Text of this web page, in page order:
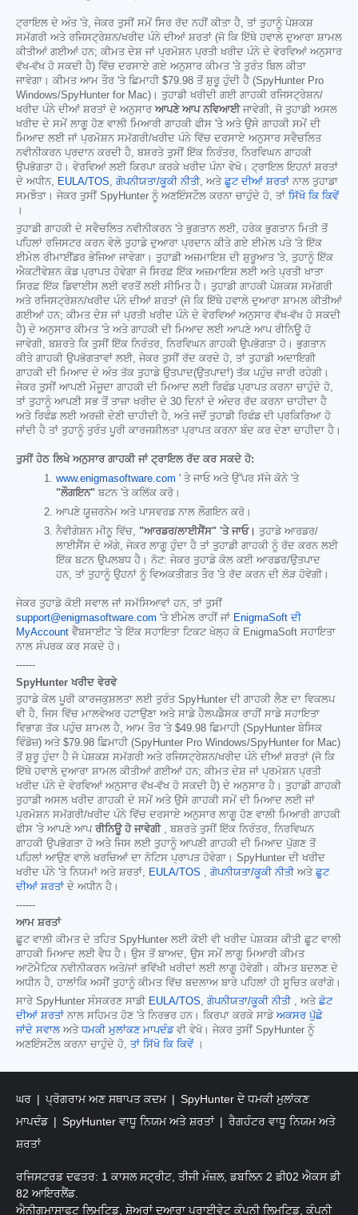
ਟ੍ਰਾਇਲ ਦੇ ਅੰਤ 'ਤੇ, ਜੇਕਰ ਤੁਸੀਂ ਸਮੇਂ ਸਿਰ ਰੱਦ ਨਹੀਂ ਕੀਤਾ ਹੈ, ਤਾਂ ਤੁਹਾਨੂੰ ਪੇਸ਼ਕਸ਼
ਸਮੱਗਰੀ ਅਤੇ ਰਜਿਸਟ੍ਰੇਸ਼ਨ/ਖਰੀਦ ਪੰਨੇ ਦੀਆਂ ਸ਼ਰਤਾਂ (ਜੋ ਕਿ ਇੱਥੇ ਹਵਾਲੇ ਦੁਆਰਾ ਸ਼ਾਮਲ
ਕੀਤੀਆਂ ਗਈਆਂ ਹਨ; ਕੀਮਤ ਦੇਸ਼ ਜਾਂ ਪ੍ਰਮੋਸ਼ਨ ਪ੍ਰਤੀ ਖਰੀਦ ਪੰਨੇ ਦੇ ਵੇਰਵਿਆਂ ਅਨੁਸਾਰ
ਵੱਖ-ਵੱਖ ਹੋ ਸਕਦੀ ਹੈ) ਵਿੱਚ ਦਰਸਾਏ ਗਏ ਅਨੁਸਾਰ ਕੀਮਤ 'ਤੇ ਤੁਰੰਤ ਬਿਲ ਕੀਤਾ
ਜਾਵੇਗਾ। ਕੀਮਤ ਆਮ ਤੌਰ 'ਤੇ ਛਿਮਾਹੀ $79.98 ਤੋਂ ਸ਼ੁਰੂ ਹੁੰਦੀ ਹੈ (SpyHunter Pro
Windows/SpyHunter for Mac)। ਤੁਹਾਡੀ ਖਰੀਦੀ ਗਈ ਗਾਹਕੀ ਰਜਿਸਟ੍ਰੇਸ਼ਨ/
ਖਰੀਦ ਪੰਨੇ ਦੀਆਂ ਸ਼ਰਤਾਂ ਦੇ ਅਨੁਸਾਰ ਆਪਣੇ ਆਪ ਨਵਿਆਈਜਾਵੇਗੀ, ਜੋ ਤੁਹਾਡੀ ਅਸਲ
ਖਰੀਦ ਦੇ ਸਮੇਂ ਲਾਗੂ ਹੋਣ ਵਾਲੀ ਮਿਆਰੀ ਗਾਹਕੀ ਫੀਸ 'ਤੇ ਅਤੇ ਉਸੇ ਗਾਹਕੀ ਸਮੇਂ ਦੀ
ਮਿਆਦ ਲਈ ਜਾਂ ਪ੍ਰਮੋਸ਼ਨ ਸਮੱਗਰੀ/ਖਰੀਦ ਪੰਨੇ ਵਿੱਚ ਦਰਸਾਏ ਅਨੁਸਾਰ ਸਵੈਚਲਿਤ
ਨਵੀਨੀਕਰਨ ਪ੍ਰਦਾਨ ਕਰਦੀ ਹੈ, ਬਸ਼ਰਤੇ ਤੁਸੀਂ ਇੱਕ ਨਿਰੰਤਰ, ਨਿਰਵਿਘਨ ਗਾਹਕੀ
ਉਪਭੋਗਤਾ ਹੋ। ਵੇਰਵਿਆਂ ਲਈ ਕਿਰਪਾ ਕਰਕੇ ਖਰੀਦ ਪੰਨਾ ਵੇਖੋ। ਟ੍ਰਾਇਲ ਇਹਨਾਂ ਸ਼ਰਤਾਂ
ਦੇ ਅਧੀਨ,
EULA/TOS ਗੋਪਨੀਯਤਾ/ਕੂਕੀ ਨੀਤੀ , ਅਤੇ ਛੂਟ ਦੀਆਂ ਸ਼ਰਤਾਂ ਨਾਲ ਤੁਹਾਡਾ
ਸਮਝੌਤਾ। ਜੇਕਰ ਤੁਸੀਂ SpyHunter ਨੂੰ ਅਣਇੰਸਟੌਲ ਕਰਨਾ ਚਾਹੁੰਦੇ ਹੋ, ਤਾਂ ਸਿੱਖੋ ਕਿ ਕਿਵੇਂ
।
ਤੁਹਾਡੀ ਗਾਹਕੀ ਦੇ ਸਵੈਚਲਿਤ ਨਵੀਨੀਕਰਨ 'ਤੇ ਭੁਗਤਾਨ ਲਈ, ਹਰੇਕ ਭੁਗਤਾਨ ਮਿਤੀ ਤੋਂ
ਪਹਿਲਾਂ ਰਜਿਸਟਰ ਕਰਨ ਵੇਲੇ ਤੁਹਾਡੇ ਦੁਆਰਾ ਪ੍ਰਦਾਨ ਕੀਤੇ ਗਏ ਈਮੇਲ ਪਤੇ 'ਤੇ ਇੱਕ
ਈਮੇਲ ਰੀਮਾਈਂਡਰ ਭੇਜਿਆ ਜਾਵੇਗਾ। ਤੁਹਾਡੀ ਅਜ਼ਮਾਇਸ਼ ਦੀ ਸ਼ੁਰੂਆਤ 'ਤੇ, ਤੁਹਾਨੂੰ ਇੱਕ
ਐਕਟੀਵੇਸ਼ਨ ਕੋਡ ਪ੍ਰਾਪਤ ਹੋਵੇਗਾ ਜੋ ਸਿਰਫ਼ ਇੱਕ ਅਜ਼ਮਾਇਸ਼ ਲਈ ਅਤੇ ਪ੍ਰਤੀ ਖਾਤਾ
ਸਿਰਫ਼ ਇੱਕ ਡਿਵਾਈਸ ਲਈ ਵਰਤੋਂ ਲਈ ਸੀਮਿਤ ਹੈ। ਤੁਹਾਡੀ ਗਾਹਕੀ ਪੇਸ਼ਕਸ਼ ਸਮੱਗਰੀ
ਅਤੇ ਰਜਿਸਟ੍ਰੇਸ਼ਨ/ਖਰੀਦ ਪੰਨੇ ਦੀਆਂ ਸ਼ਰਤਾਂ (ਜੋ ਕਿ ਇੱਥੇ ਹਵਾਲੇ ਦੁਆਰਾ ਸ਼ਾਮਲ ਕੀਤੀਆਂ
ਗਈਆਂ ਹਨ; ਕੀਮਤ ਦੇਸ਼ ਜਾਂ ਪ੍ਰਤੀ ਖਰੀਦ ਪੰਨੇ ਦੇ ਵੇਰਵਿਆਂ ਅਨੁਸਾਰ ਵੱਖ-ਵੱਖ ਹੋ ਸਕਦੀ
ਹੈ) ਦੇ ਅਨੁਸਾਰ ਕੀਮਤ 'ਤੇ ਅਤੇ ਗਾਹਕੀ ਦੀ ਮਿਆਦ ਲਈ ਆਪਣੇ ਆਪ ਰੀਨਿਊ ਹੋ
ਜਾਵੇਗੀ, ਬਸ਼ਰਤੇ ਕਿ ਤੁਸੀਂ ਇੱਕ ਨਿਰੰਤਰ, ਨਿਰਵਿਘਨ ਗਾਹਕੀ ਉਪਭੋਗਤਾ ਹੋ। ਭੁਗਤਾਨ
ਕੀਤੇ ਗਾਹਕੀ ਉਪਭੋਗਤਾਵਾਂ ਲਈ, ਜੇਕਰ ਤੁਸੀਂ ਰੱਦ ਕਰਦੇ ਹੋ, ਤਾਂ ਤੁਹਾਡੀ ਅਦਾਇਗੀ
ਗਾਹਕੀ ਦੀ ਮਿਆਦ ਦੇ ਅੰਤ ਤੱਕ ਤੁਹਾਡੇ ਉਤਪਾਦ(ਉਤਪਾਦਾਂ) ਤੱਕ ਪਹੁੰਚ ਜਾਰੀ ਰਹੇਗੀ।
ਜੇਕਰ ਤੁਸੀਂ ਆਪਣੀ ਮੌਜੂਦਾ ਗਾਹਕੀ ਦੀ ਮਿਆਦ ਲਈ ਰਿਫੰਡ ਪ੍ਰਾਪਤ ਕਰਨਾ ਚਾਹੁੰਦੇ ਹੋ,
ਤਾਂ ਤੁਹਾਨੂੰ ਆਪਣੀ ਸਭ ਤੋਂ ਤਾਜ਼ਾ ਖਰੀਦ ਦੇ 30 ਦਿਨਾਂ ਦੇ ਅੰਦਰ ਰੱਦ ਕਰਨਾ ਚਾਹੀਦਾ ਹੈ
ਅਤੇ ਰਿਫੰਡ ਲਈ ਅਰਜ਼ੀ ਦੇਣੀ ਚਾਹੀਦੀ ਹੈ, ਅਤੇ ਜਦੋਂ ਤੁਹਾਡੀ ਰਿਫੰਡ ਦੀ ਪ੍ਰਕਿਰਿਆ ਹੋ
ਜਾਂਦੀ ਹੈ ਤਾਂ ਤੁਹਾਨੂੰ ਤੁਰੰਤ ਪੂਰੀ ਕਾਰਜਸ਼ੀਲਤਾ ਪ੍ਰਾਪਤ ਕਰਨਾ ਬੰਦ ਕਰ ਦੇਣਾ ਚਾਹੀਦਾ ਹੈ।
ਤੁਸੀਂ ਹੇਠ ਲਿਖੇ ਅਨੁਸਾਰ ਗਾਹਕੀ ਜਾਂ ਟ੍ਰਾਇਲ ਰੱਦ ਕਰ ਸਕਦੇ ਹੋ:
www.enigmasoftware.com ' ਤੇ ਜਾਓ ਅਤੇ ਉੱਪਰ ਸੱਜੇ ਕੋਨੇ 'ਤੇ
"ਲੌਗਇਨ" ਬਟਨ 'ਤੇ ਕਲਿੱਕ ਕਰੋ।
ਆਪਣੇ ਯੂਜ਼ਰਨੇਮ ਅਤੇ ਪਾਸਵਰਡ ਨਾਲ ਲੌਗਇਨ ਕਰੋ।
ਨੈਵੀਗੇਸ਼ਨ ਮੀਨੂ ਵਿੱਚ, "ਆਰਡਰ/ਲਾਈਸੈਂਸ" 'ਤੇ ਜਾਓ। ਤੁਹਾਡੇ ਆਰਡਰ/
ਲਾਈਸੈਂਸ ਦੇ ਅੱਗੇ, ਜੇਕਰ ਲਾਗੂ ਹੁੰਦਾ ਹੈ ਤਾਂ ਤੁਹਾਡੀ ਗਾਹਕੀ ਨੂੰ ਰੱਦ ਕਰਨ ਲਈ
ਇੱਕ ਬਟਨ ਉਪਲਬਧ ਹੈ। ਨੋਟ: ਜੇਕਰ ਤੁਹਾਡੇ ਕੋਲ ਕਈ ਆਰਡਰ/ਉਤਪਾਦ
ਹਨ, ਤਾਂ ਤੁਹਾਨੂੰ ਉਹਨਾਂ ਨੂੰ ਵਿਅਕਤੀਗਤ ਤੌਰ 'ਤੇ ਰੱਦ ਕਰਨ ਦੀ ਲੋੜ ਹੋਵੇਗੀ।
ਜੇਕਰ ਤੁਹਾਡੇ ਕੋਈ ਸਵਾਲ ਜਾਂ ਸਮੱਸਿਆਵਾਂ ਹਨ, ਤਾਂ ਤੁਸੀਂ
support@enigmasoftware.com 'ਤੇ ਈਮੇਲ ਰਾਹੀਂ ਜਾਂ EnigmaSoft ਦੀ
MyAccount ਵੈੱਬਸਾਈਟ 'ਤੇ ਇੱਕ ਸਹਾਇਤਾ ਟਿਕਟ ਖੋਲ੍ਹ ਕੇ EnigmaSoft ਸਹਾਇਤਾ
ਨਾਲ ਸੰਪਰਕ ਕਰ ਸਕਦੇ ਹੋ।
------
SpyHunter ਖਰੀਦ ਵੇਰਵੇ
ਤੁਹਾਡੇ ਕੋਲ ਪੂਰੀ ਕਾਰਜਕੁਸ਼ਲਤਾ ਲਈ ਤੁਰੰਤ SpyHunter ਦੀ ਗਾਹਕੀ ਲੈਣ ਦਾ ਵਿਕਲਪ
ਵੀ ਹੈ, ਜਿਸ ਵਿੱਚ ਮਾਲਵੇਅਰ ਹਟਾਉਣਾ ਅਤੇ ਸਾਡੇ ਹੈਲਪਡੈਸਕ ਰਾਹੀਂ ਸਾਡੇ ਸਹਾਇਤਾ
ਵਿਭਾਗ ਤੱਕ ਪਹੁੰਚ ਸ਼ਾਮਲ ਹੈ, ਆਮ ਤੌਰ 'ਤੇ $49.98 ਛਿਮਾਹੀ (SpyHunter ਬੇਸਿਕ
ਵਿੰਡੋਜ਼) ਅਤੇ $79.98 ਛਿਮਾਹੀ (SpyHunter Pro Windows/SpyHunter for Mac)
ਤੋਂ ਸ਼ੁਰੂ ਹੁੰਦਾ ਹੈ ਜੋ ਪੇਸ਼ਕਸ਼ ਸਮੱਗਰੀ ਅਤੇ ਰਜਿਸਟ੍ਰੇਸ਼ਨ/ਖਰੀਦ ਪੰਨੇ ਦੀਆਂ ਸ਼ਰਤਾਂ (ਜੋ ਕਿ
ਇੱਥੇ ਹਵਾਲੇ ਦੁਆਰਾ ਸ਼ਾਮਲ ਕੀਤੀਆਂ ਗਈਆਂ ਹਨ; ਕੀਮਤ ਦੇਸ਼ ਜਾਂ ਪ੍ਰਮੋਸ਼ਨ ਪ੍ਰਤੀ
ਖਰੀਦ ਪੰਨੇ ਦੇ ਵੇਰਵਿਆਂ ਅਨੁਸਾਰ ਵੱਖ-ਵੱਖ ਹੋ ਸਕਦੀ ਹੈ) ਦੇ ਅਨੁਸਾਰ ਹੈ। ਤੁਹਾਡੀ ਗਾਹਕੀ
ਤੁਹਾਡੀ ਅਸਲ ਖਰੀਦ ਗਾਹਕੀ ਦੇ ਸਮੇਂ ਅਤੇ ਉਸੇ ਗਾਹਕੀ ਸਮੇਂ ਦੀ ਮਿਆਦ ਲਈ ਜਾਂ
ਪ੍ਰਮੋਸ਼ਨ ਸਮੱਗਰੀ/ਖਰੀਦ ਪੰਨੇ ਵਿੱਚ ਦਰਸਾਏ ਅਨੁਸਾਰ ਲਾਗੂ ਹੋਣ ਵਾਲੀ ਮਿਆਰੀ ਗਾਹਕੀ
ਫੀਸ 'ਤੇ ਆਪਣੇ ਆਪ ਰੀਨਿਊ ਹੋ ਜਾਵੇਗੀ, ਬਸ਼ਰਤੇ ਤੁਸੀਂ ਇੱਕ ਨਿਰੰਤਰ, ਨਿਰਵਿਘਨ
ਗਾਹਕੀ ਉਪਭੋਗਤਾ ਹੋ ਅਤੇ ਜਿਸ ਲਈ ਤੁਹਾਨੂੰ ਆਪਣੀ ਗਾਹਕੀ ਦੀ ਮਿਆਦ ਪੁੱਗਣ ਤੋਂ
ਪਹਿਲਾਂ ਆਉਣ ਵਾਲੇ ਖਰਚਿਆਂ ਦਾ ਨੋਟਿਸ ਪ੍ਰਾਪਤ ਹੋਵੇਗਾ। SpyHunter ਦੀ ਖਰੀਦ
ਖਰੀਦ ਪੰਨੇ 'ਤੇ ਨਿਯਮਾਂ ਅਤੇ ਸ਼ਰਤਾਂ, EULA/TOS , ਗੋਪਨੀਯਤਾ/ਕੂਕੀ ਨੀਤੀ ਅਤੇ ਛੂਟ
ਦੀਆਂ ਸ਼ਰਤਾਂ ਦੇ ਅਧੀਨ ਹੈ।
------
ਆਮ ਸ਼ਰਤਾਂ
ਛੂਟ ਵਾਲੀ ਕੀਮਤ ਦੇ ਤਹਿਤ SpyHunter ਲਈ ਕੋਈ ਵੀ ਖਰੀਦ ਪੇਸ਼ਕਸ਼ ਕੀਤੀ ਛੂਟ ਵਾਲੀ
ਗਾਹਕੀ ਮਿਆਦ ਲਈ ਵੈਧ ਹੈ। ਉਸ ਤੋਂ ਬਾਅਦ, ਉਸ ਸਮੇਂ ਲਾਗੂ ਮਿਆਰੀ ਕੀਮਤ
ਆਟੋਮੈਟਿਕ ਨਵੀਨੀਕਰਨ ਅਤੇ/ਜਾਂ ਭਵਿੱਖੀ ਖਰੀਦਾਂ ਲਈ ਲਾਗੂ ਹੋਵੇਗੀ। ਕੀਮਤ ਬਦਲਣ ਦੇ
ਅਧੀਨ ਹੈ, ਹਾਲਾਂਕਿ ਅਸੀਂ ਤੁਹਾਨੂੰ ਕੀਮਤ ਵਿੱਚ ਬਦਲਾਅ ਬਾਰੇ ਪਹਿਲਾਂ ਹੀ ਸੂਚਿਤ ਕਰਾਂਗੇ।
ਸਾਰੇ SpyHunter ਸੰਸਕਰਣ ਸਾਡੀ EULA/TOS, ਗੋਪਨੀਯਤਾ/ਕੂਕੀ ਨੀਤੀ , ਅਤੇ ਛੋਟ
ਦੀਆਂ ਸ਼ਰਤਾਂ ਨਾਲ ਸਹਿਮਤ ਹੋਣ 'ਤੇ ਨਿਰਭਰ ਹਨ। ਕਿਰਪਾ ਕਰਕੇ ਸਾਡੇ ਅਕਸਰ ਪੁੱਛੇ
ਜਾਂਦੇ ਸਵਾਲ ਅਤੇ ਧਮਕੀ ਮੁਲਾਂਕਣ ਮਾਪਦੰਡਵੀ ਵੇਖੋ। ਜੇਕਰ ਤੁਸੀਂ SpyHunter ਨੂੰ
ਅਣਇੰਸਟੌਲ ਕਰਨਾ ਚਾਹੁੰਦੇ ਹੋ, ਤਾਂ ਸਿੱਖੋ ਕਿ ਕਿਵੇਂ।
ਘਰ ਪ੍ਰੋਗਰਾਮ ਅਣ ਸਥਾਪਤ ਕਦਮ
SpyHunter ਦੇ ਧਮਕੀ ਮੁਲਾਂਕਣ
ਮਾਪਦੰਡ
SpyHunter ਵਾਧੂ ਨਿਯਮ ਅਤੇ ਸ਼ਰਤਾਂ
ਰੈਗਹੰਟਰ ਵਾਧੂ ਨਿਯਮ ਅਤੇ
ਸ਼ਰਤਾਂ
ਰਜਿਸਟਰਡ ਦਫਤਰ: 1 ਕਾਸਲ ਸਟ੍ਰੀਟ, ਤੀਜੀ ਮੰਜ਼ਲ, ਡਬਲਿਨ 2 ਡੀ02 ਐਕਸ ਡੀ
82 ਆਇਰਲੈਂਡ.
ਐਨੀਗਮਾਸਾਫਟ ਲਿਮਟਿਡ, ਸ਼ੇਅਰਾਂ ਦੁਆਰਾ ਪ੍ਰਾਈਵੇਟ ਕੰਪਨੀ ਲਿਮਟਿਡ, ਕੰਪਨੀ